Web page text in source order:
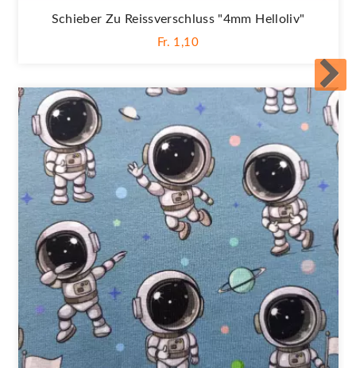
Schieber Zu Reissverschluss "4mm Helloliv"
Fr. 1,10